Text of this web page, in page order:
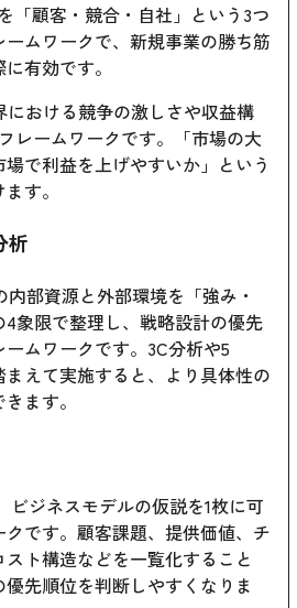
「顧客・競合・自社」という3つ
ムワークで、新規事業の勝ち筋
有効です。
における競争の激しさや収益構
レームワークです。「市場の大
で利益を上げやすいか」という
す。
析
内部資源と外部環境を「強み・
象限で整理し、戦略設計の優先
ムワークです。3C分析や5
えて実施すると、より具体性の
ます。
ビジネスモデルの仮説を1枚に可
です。顧客課題、提供価値、チ
ト構造などを一覧化すること
先順位を判断しやすくなりま